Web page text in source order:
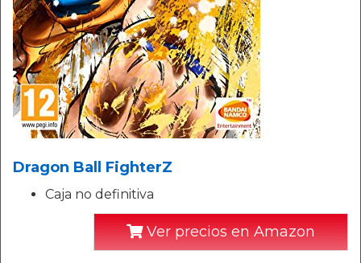
Dragon Ball FighterZ
Caja no definitiva
Ver precios en Amazon